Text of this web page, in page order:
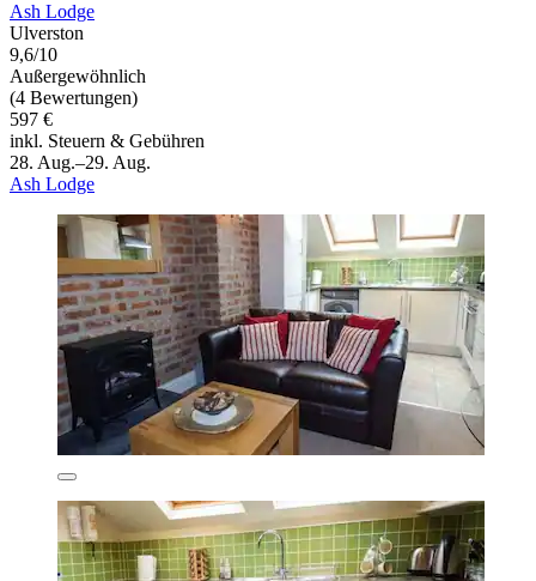
Ash Lodge
Ulverston
9,6/10
Außergewöhnlich
(4 Bewertungen)
597 €
inkl. Steuern & Gebühren
28. Aug.–29. Aug.
Ash Lodge